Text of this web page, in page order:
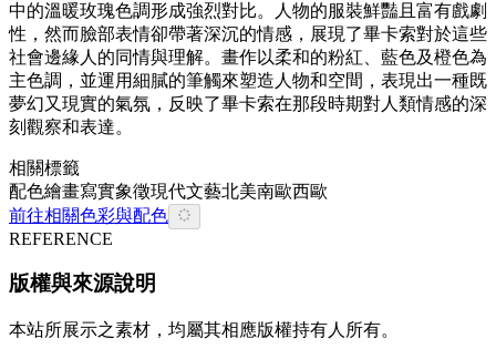
中的溫暖玫瑰色調形成強烈對比。人物的服裝鮮豔且富有戲劇
性，然而臉部表情卻帶著深沉的情感，展現了畢卡索對於這些
社會邊緣人的同情與理解。畫作以柔和的粉紅、藍色及橙色為
主色調，並運用細膩的筆觸來塑造人物和空間，表現出一種既
夢幻又現實的氣氛，反映了畢卡索在那段時期對人類情感的深
刻觀察和表達。
相關標籤
配色繪畫寫實象徵現代文藝北美南歐西歐
前往相關色彩與配色
REFERENCE
版權與來源說明
本站所展示之素材，均屬其相應版權持有人所有。